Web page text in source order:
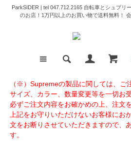
ParkSIDER | tel 047.712.2165 自転車とシュプリ
のお店！1万円以上のお買い物で送料無料！
（※）Supremeの製品に関しては、ご
サイズ、カラー、数量変更等を一切お
必ずご注文内容をお確かめの上、注文
上記をお守りいただけないお客様にお
文をお断りさせていただきますので、
す。